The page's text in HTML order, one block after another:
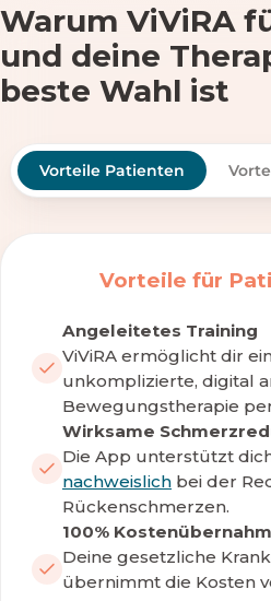
Warum ViViRA
und deine
beste Wahl ist
Vorteile Patienten
Vorteile für
Angeleitetes Training
ViViRA ermöglicht dir
unkomplizierte, digital
Bewegungstherapie
Wirksame
Die App unterstützt
nachweislich bei der
Rückenschmerzen.
100%
Deine gesetzliche
übernimmt die Kosten